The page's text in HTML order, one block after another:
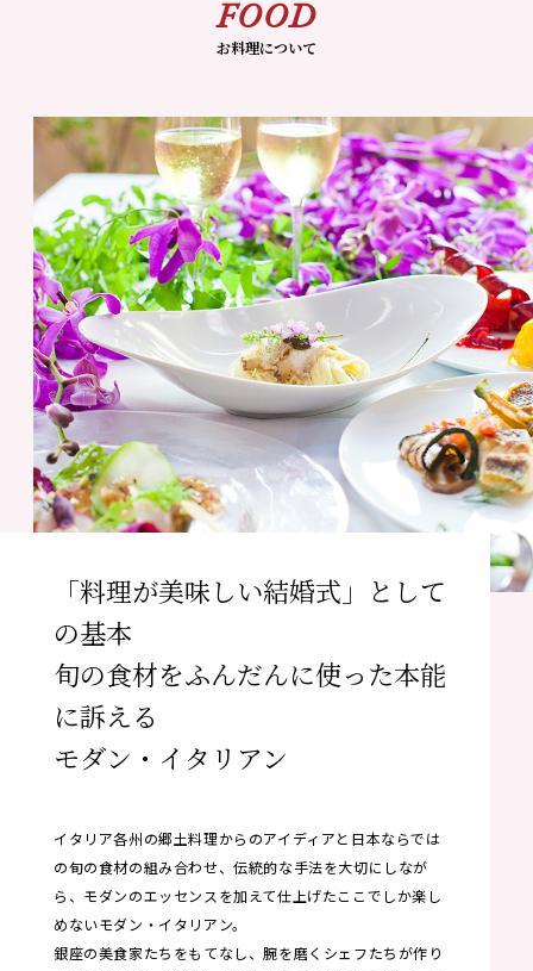
News/Topics
ニュース&トピックス
FAQ
よくあるご質問
FOOD
お料理について
「料理が美味しい結婚式」として
の基本
旬の食材をふんだんに使った本能
に訴える
モダン・イタリアン
イタリア各州の郷土料理からのアイディアと日本ならでは
の旬の食材の組み合わせ、伝統的な手法を大切にしなが
ら、モダンのエッセンスを加えて仕上げたここでしか楽し
めないモダン・イタリアン。
銀座の美食家たちをもてなし、腕を磨くシェフたちが作り